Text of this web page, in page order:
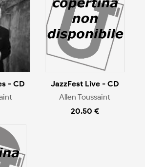
- CD
JazzFest Live - CD
Allen Toussaint
20.50 €